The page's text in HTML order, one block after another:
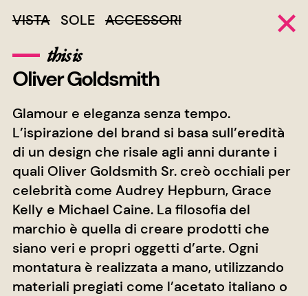
VISTA SOLE ACCESSORI
this is
Oliver Goldsmith
Glamour e eleganza senza tempo.
L’ispirazione del brand si basa sull’eredità
di un design che risale agli anni durante i
quali Oliver Goldsmith Sr. creò occhiali per
celebrità come Audrey Hepburn, Grace
Kelly e Michael Caine. La filosofia del
marchio è quella di creare prodotti che
siano veri e propri oggetti d’arte. Ogni
montatura è realizzata a mano, utilizzando
materiali pregiati come l’acetato italiano o